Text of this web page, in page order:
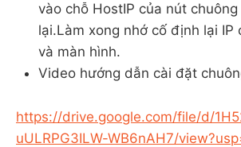
vào chỗ HostIP của nút chuông
lại.Làm xong nhớ cố định lại IP
và màn hình.
Video hướng dẫn cài đặt
https://drive.google.com/file/d/
uULRPG3ILW-WB6nAH7/